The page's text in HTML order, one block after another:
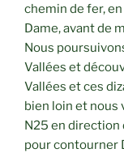
chemin de fer,
Dame, avant de
Nous
Vallées et
Vallées et ces
bien loin et nous
N25 en direction
pour contourner